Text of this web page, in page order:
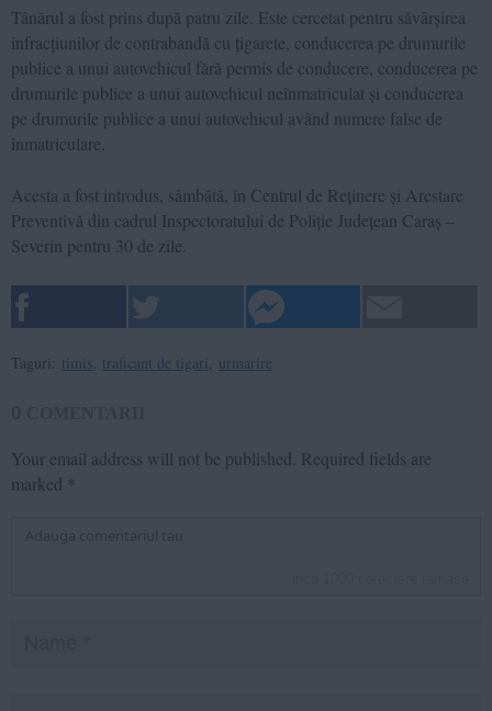
Tânărul a fost prins după patru zile. Este cercetat pentru săvârșirea
infracțiunilor de contrabandă cu țigarete, conducerea pe drumurile
publice a unui autovehicul fără permis de conducere, conducerea pe
drumurile publice a unui autovehicul neînmatriculat și conducerea
pe drumurile publice a unui autovehicul având numere false de
înmatriculare.
Acesta a fost introdus, sâmbătă, în Centrul de Reținere și Arestare
Preventivă din cadrul Inspectoratului de Poliție Județean Caraș –
Severin pentru 30 de zile.
Taguri: timis traficant de tigari urmarire
Your email address will not be published. Required fields are
marked *